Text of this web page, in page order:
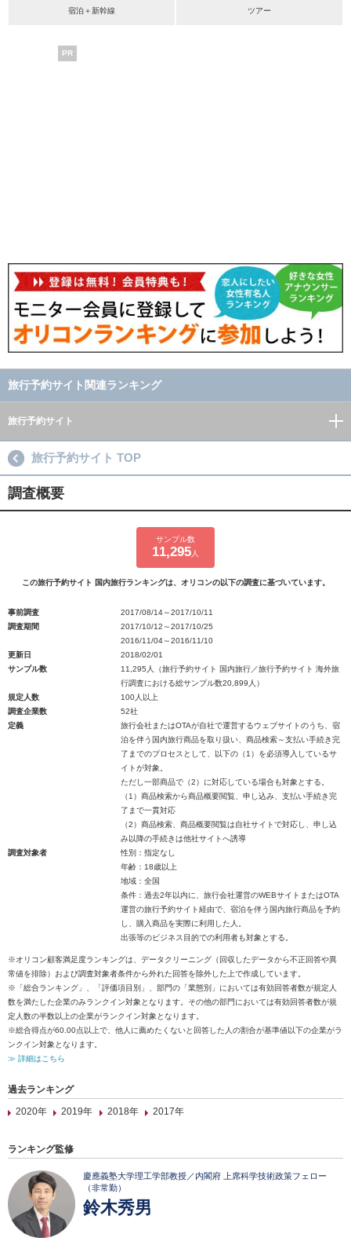
宿泊＋新幹線 ツアー
PR
旅行予約サイト関連ランキング
旅行予約サイト
旅行予約サイト TOP
調査概要
サンプル数
11,295 人
この旅行予約サイト 国内旅行ランキングは、オリコンの以下の調査に基づいています。
事前調査
2017/08/14～2017/10/11
調査期間
2017/10/12～2017/10/25
2016/11/04～2016/11/10
更新日
2018/02/01
サンプル数
11,295人（旅行予約サイト 国内旅行／旅行予約サイト 海外旅
行調査における総サンプル数20,899人）
規定人数
100人以上
調査企業数
52社
定義
旅行会社またはOTAが自社で運営するウェブサイトのうち、宿
泊を伴う国内旅行商品を取り扱い、商品検索～支払い手続き完
了までのプロセスとして、以下の（1）を必須導入しているサ
イトが対象。
ただし一部商品で（2）に対応している場合も対象とする。
（1）商品検索から商品概要閲覧、申し込み、支払い手続き完
了まで一貫対応
（2）商品検索、商品概要閲覧は自社サイトで対応し、申し込
み以降の手続きは他社サイトへ誘導
調査対象者
性別：指定なし
年齢：18歳以上
地域：全国
条件：過去2年以内に、旅行会社運営のWEBサイトまたはOTA
運営の旅行予約サイト経由で、宿泊を伴う国内旅行商品を予約
し、購入商品を実際に利用した人。
出張等のビジネス目的での利用者も対象とする。
※オリコン顧客満足度ランキングは、データクリーニング（回収したデータから不正回答や異
常値を排除）および調査対象者条件から外れた回答を除外した上で作成しています。
※「総合ランキング」、「評価項目別」、部門の「業態別」においては有効回答者数が規定人
数を満たした企業のみランクイン対象となります。その他の部門においては有効回答者数が規
定人数の半数以上の企業がランクイン対象となります。
※総合得点が60.00点以上で、他人に薦めたくないと回答した人の割合が基準値以下の企業がラ
ンクイン対象となります。
≫ 詳細はこちら
過去ランキング
2020年
2019年 2018年 2017年
ランキング監修
慶應義塾大学理工学部教授／内閣府 上席科学技術政策フェロー
（非常勤）
鈴木秀男